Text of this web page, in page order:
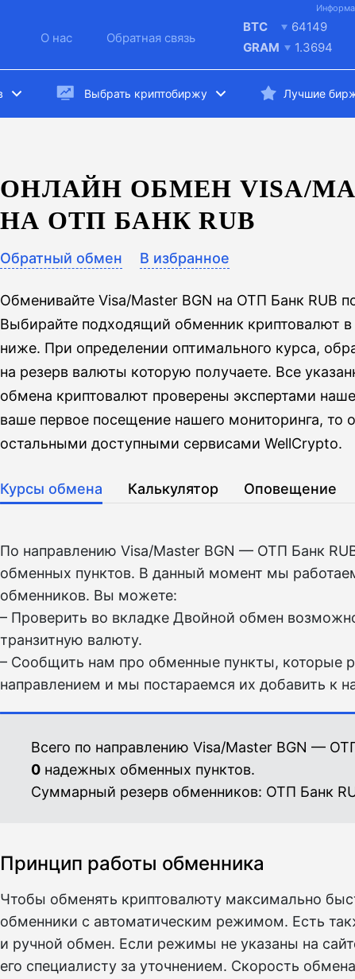
О нас Обратная связь
BTC
64149
GRAM
1.3694
Выбрать криптобиржу Лучшие
ОНЛАЙН ОБМЕН VISA/
НА ОТП БАНК RUB
Обратный обмен В избранное
Обменивайте Visa/Master BGN на ОТП Банк RUB
Выбирайте подходящий обменник криптовалют в
ниже. При определении оптимального курса,
на резерв валюты которую получаете. Все
обмена криптовалют проверены экспертами
ваше первое посещение нашего мониторинга, то
остальными доступными сервисами WellCrypto.
Курсы обмена Калькулятор Оповещение
По направлению Visa/Master BGN — ОТП Банк
обменных пунктов. В данный момент мы
обменников. Вы можете:
– Проверить во вкладкe Двойной обмен
транзитную валюту.
– Сообщить нам про обменные пункты, которые
направлением и мы постараемся их добавить к
Всего по направлению Visa/Master BGN —
0 надежных обменных пунктов.
Суммарный резерв обменников: ОТП Банк
Принцип работы обменника
Чтобы обменять криптовалюту максимально
обменники с автоматическим режимом. Есть
и ручной обмен. Если режимы не указаны на
его специалисту за уточнением. Скорость